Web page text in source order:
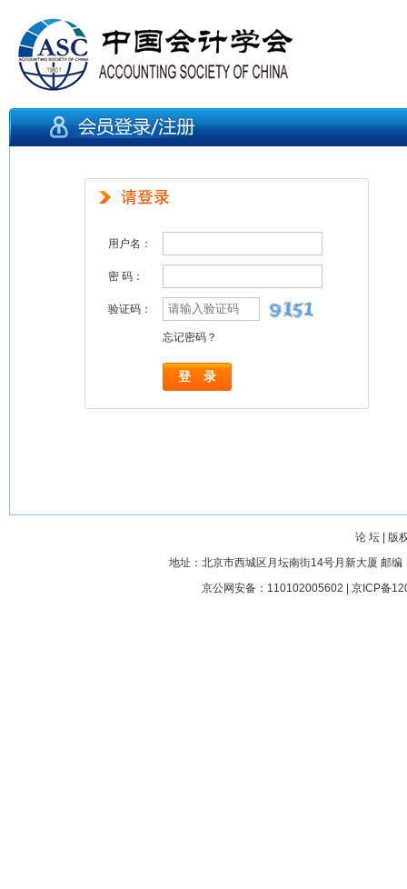
用户名：
密 码：
验证码：
忘记密码？
论 坛
版
地址：北京市西城区月坛南街14号月新大厦 邮
京公网安备：110102005602 | 京ICP备